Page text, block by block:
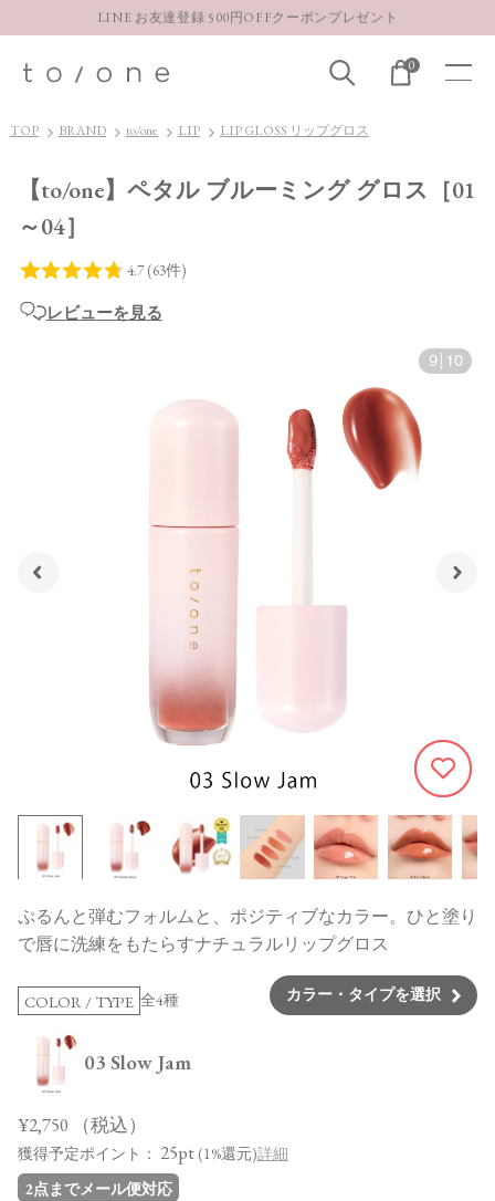
【重要】お盆期間中のお問い合わせと商品配送に関しまして
0
TOP BRAND to/one LIP LIP GLOSS リップグロス
【to/one】ペタル ブルーミング グロス［01
～04］
レビューを見る
9| 10
1227
ぷるんと弾むフォルムと、ポジティブなカラー。ひと塗り
で唇に洗練をもたらすナチュラルリップグロス
COLOR / TYPE 全4種 カラー・タイプを選択
03 Slow Jam
¥2,750 （税込）
獲得予定ポイント： 25pt (1%還元)詳細
2点までメール便対応